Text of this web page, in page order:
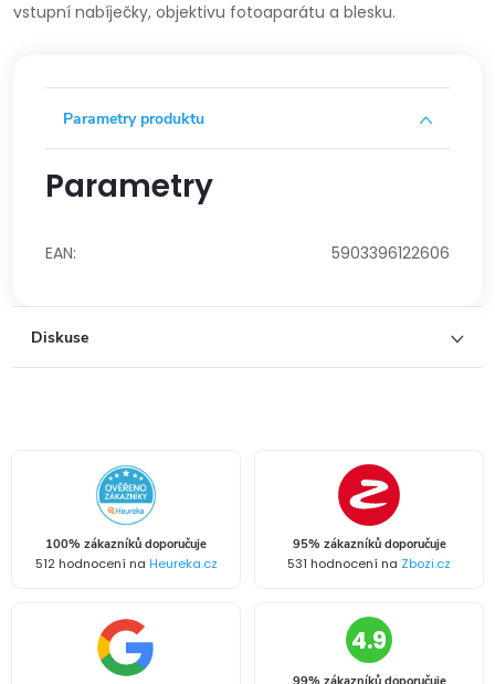
vstupní nabíječky, objektivu fotoaparátu a blesku.
Parametry produktu
Parametry
EAN: 5903396122606
Diskuse
100% zákazníků doporučuje
512 hodnocení na Heureka.cz
95% zákazníků doporučuje
531 hodnocení na Zbozi.cz
4.9